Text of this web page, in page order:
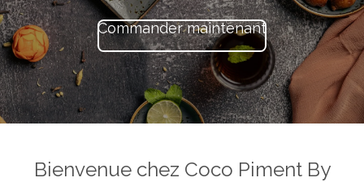
Commander maintenant
Bienvenue chez Coco Piment By